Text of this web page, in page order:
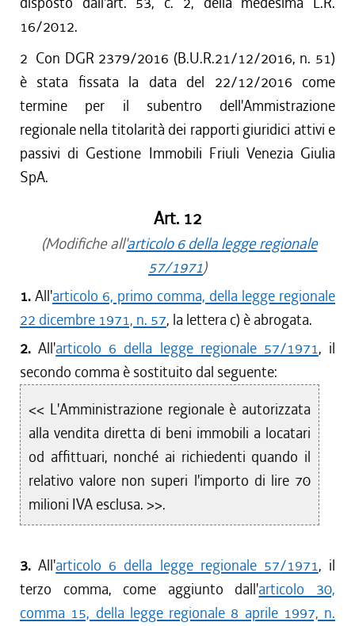
16/2012.
2 Con DGR 2379/2016 (B.U.R.21/12/2016, n. 51)
è stata fissata la data del 22/12/2016 come
termine per il subentro dell'Ammistrazione
regionale nella titolarità dei rapporti giuridici attivi e
passivi di Gestione Immobili Friuli Venezia Giulia
SpA.
Art. 12
(Modifiche all'articolo 6 della legge regionale
57/1971)
1. All'articolo 6, primo comma, della legge regionale
22 dicembre 1971, n. 57, la lettera c) è abrogata.
2. All'articolo 6 della legge regionale 57/1971, il
secondo comma è sostituito dal seguente:
<< L'Amministrazione regionale è autorizzata
alla vendita diretta di beni immobili a locatari
od affittuari, nonché ai richiedenti quando il
relativo valore non superi l'importo di lire 70
milioni IVA esclusa. >>.
3. All'articolo 6 della legge regionale 57/1971, il
terzo comma, come aggiunto dall'articolo 30,
comma 15, della legge regionale 8 aprile 1997, n.